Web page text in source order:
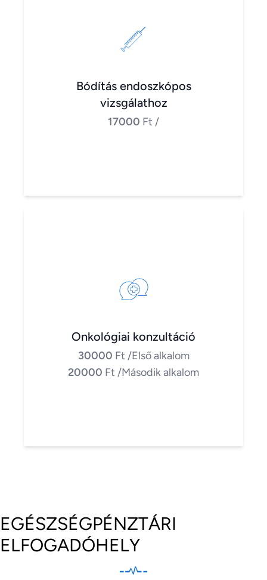
Bódítás endoszkópos
vizsgálathoz
17000 Ft /
Onkológiai konzultáció
30000 Ft /Első alkalom
20000 Ft /Második alkalom
EGÉSZSÉGPÉNZTÁRI
ELFOGADÓHELY